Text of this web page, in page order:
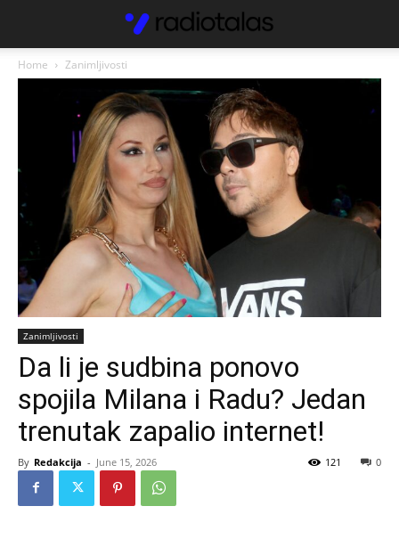
Home Zanimljivosti
Zanimljivosti
Da li je sudbina ponovo
spojila Milana i Radu? Jedan
trenutak zapalio internet!
By Redakcija - June 15, 2026 0
121